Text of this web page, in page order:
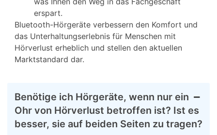
erspart.
Bluetooth-Hörgeräte verbessern den Komfort und
das Unterhaltungserlebnis für Menschen mit
Hörverlust erheblich und stellen den aktuellen
Marktstandard dar.
Benötige ich Hörgeräte, wenn nur ein
Ohr von Hörverlust betroffen ist? Ist es
besser, sie auf beiden Seiten zu tragen?